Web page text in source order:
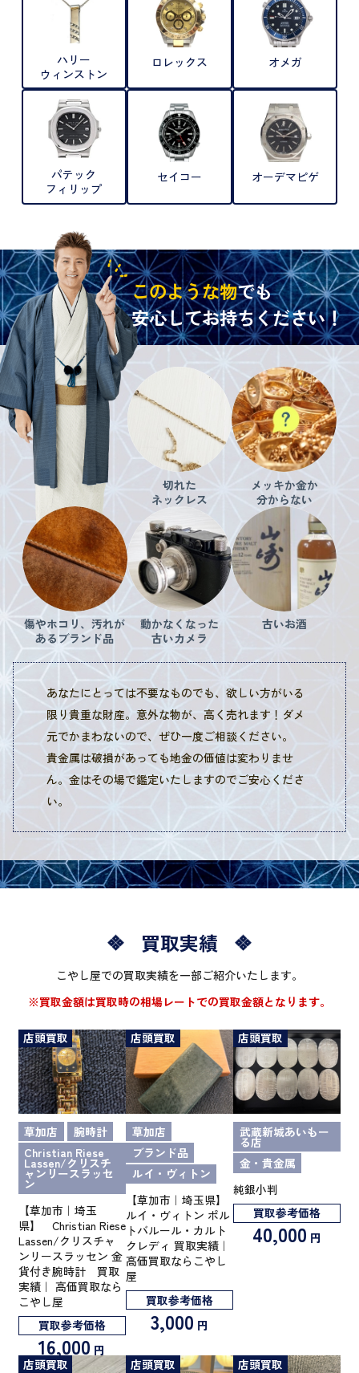
ハリー
ウィンストン
ロレックス オメガ
パテック
フィリップ
セイコー オーデマピゲ
このような物でも
安心してお持ちください！
切れた
ネックレス
メッキか金か
分からない
傷やホコリ、汚れが
あるブランド品
動かなくなった
古いカメラ
古いお酒
あなたにとっては不要なものでも、欲しい方がいる
限り貴重な財産。意外な物が、高く売れます！ダメ
元でかまわないので、ぜひ一度ご相談ください。
貴金属は破損があっても地金の価値は変わりませ
ん。金はその場で鑑定いたしますのでご安心くださ
い。
買取実績
こやし屋での買取実績を一部ご紹介いたします。
※買取金額は買取時の相場レートでの買取金額となります。
店頭買取
草加店
腕時計
Christian Riese
Lassen/クリスチ
ャンリースラッセ
ン
【草加市｜埼玉
県】 Christian Riese
Lassen/クリスチャ
ンリースラッセン 金
貨付き腕時計 買取
実績｜ 高価買取なら
こやし屋
買取参考価格
16,000 円
店頭買取
草加店
ブランド品
ルイ・ヴィトン
【草加市｜埼玉県】
ルイ・ヴィトン ポル
トバルール・カルト
クレディ 買取実績｜
高価買取ならこやし
屋
買取参考価格
3,000 円
店頭買取
武蔵新城あいもー
る店
金・貴金属
純銀小判
買取参考価格
40,000 円
店頭買取 店頭買取 店頭買取